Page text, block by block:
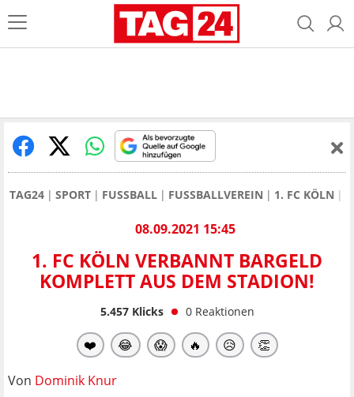
TAG24 SPORT FUSSBALL FUSSBALLVEREIN 1. FC KÖLN
08.09.2021 15:45
1. FC KÖLN VERBANNT BARGELD
KOMPLETT AUS DEM STADION!
5.457Klicks 0 Reaktionen
❤️ 😂 😱 🔥 😥 👏
Von Dominik Knur